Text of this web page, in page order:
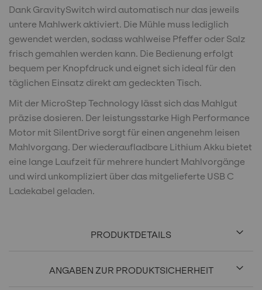
Dank GravitySwitch wird automatisch nur das jeweils
untere Mahlwerk aktiviert. Die Mühle muss lediglich
gewendet werden, sodass wahlweise Pfeffer oder Salz
frisch gemahlen werden kann. Die Bedienung erfolgt
bequem per Knopfdruck und eignet sich ideal für den
täglichen Einsatz direkt am gedeckten Tisch.
Mit der MicroStep Technology lässt sich das Mahlgut
präzise dosieren. Der leistungsstarke High Performance
Motor mit SilentDrive sorgt für einen angenehm leisen
Mahlvorgang. Der wiederaufladbare Lithium Akku bietet
eine lange Laufzeit für mehrere hundert Mahlvorgänge
und wird unkompliziert über das mitgelieferte USB C
Ladekabel geladen.
PRODUKTDETAILS
ANGABEN ZUR PRODUKTSICHERHEIT